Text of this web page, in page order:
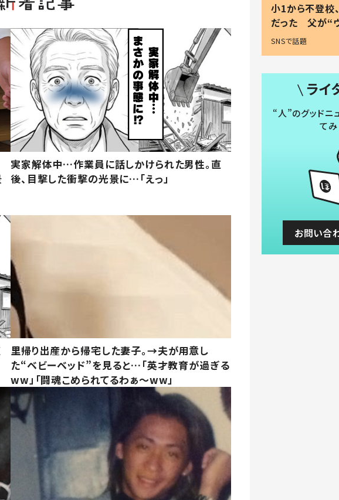
実家解体中…作業員に話しかけられた男性。直
後、目撃した衝撃の光景に…「えっ」
里帰り出産から帰宅した妻子。→夫が用意し
た“ベビーベッド”を見ると…「英才教育が過ぎる
ww」「闘魂こめられてるわぁ～ww」
小1から不登校
だった 父が“
る理由とは #
SNSで話題
ライ
“人”のグッドニ
てみ
お問い合